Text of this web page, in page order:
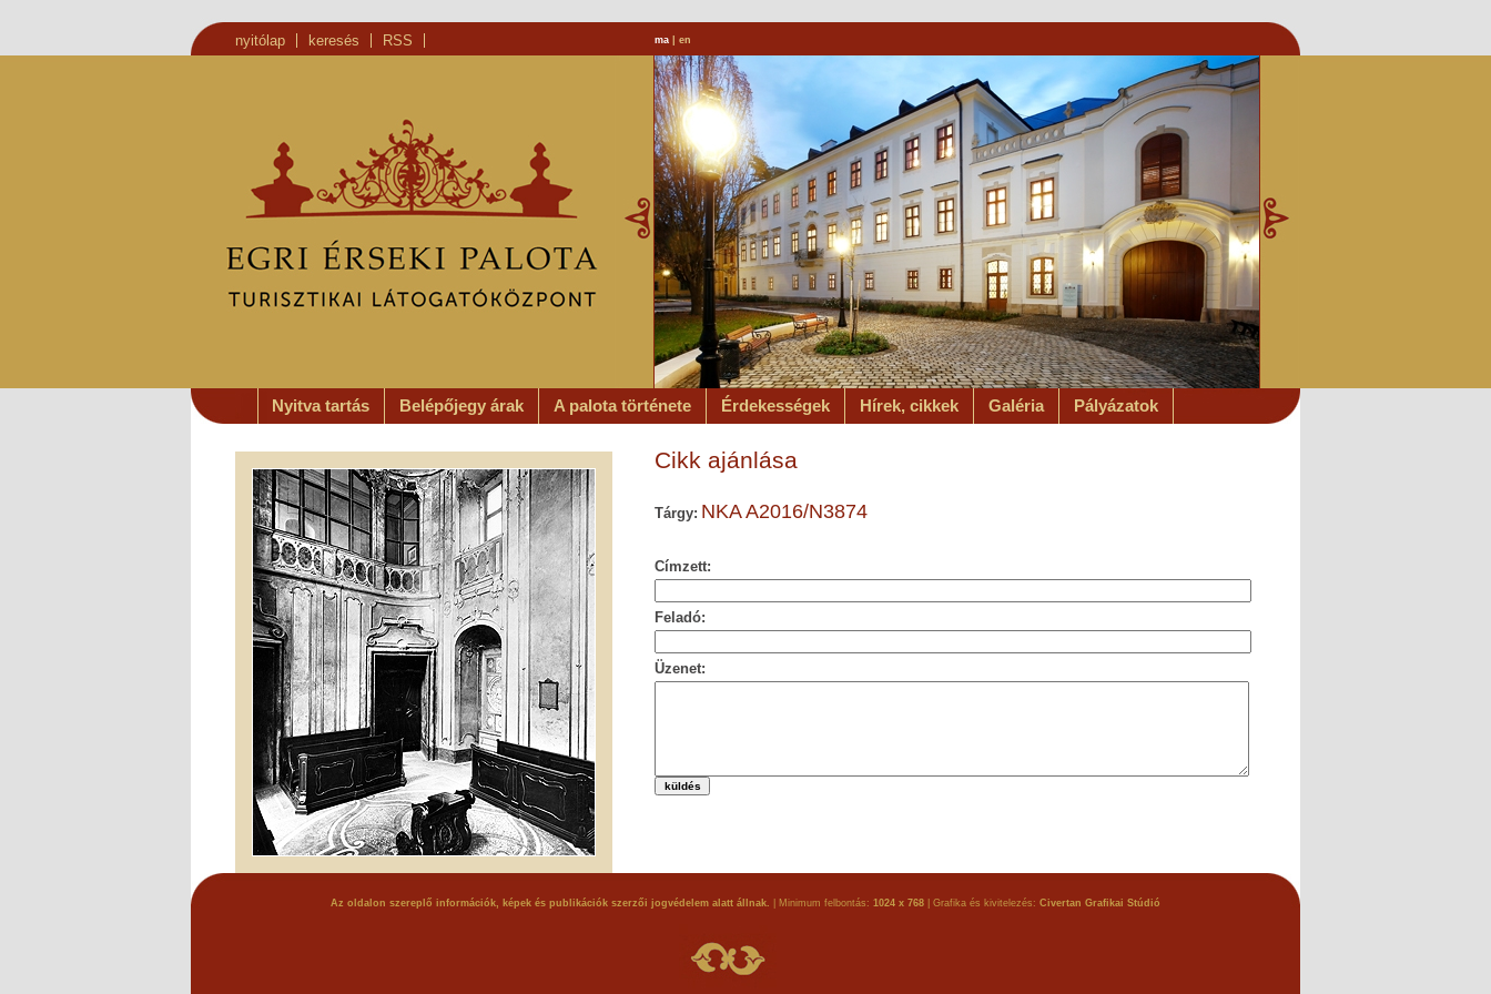
nyitólap keresés RSS ma en
Nyitva tartás Belépőjegy árak A palota története Érdekességek Hírek, cikkek Galéria Pályázatok
Cikk ajánlása
Tárgy: NKA A2016/N3874
Címzett:
Feladó:
Üzenet:
Az oldalon szereplő információk, képek és publikációk szerzői jogvédelem alatt állnak. | Minimum felbontás: 1024 x 768 | Grafika és kivitelezés: Civertan Grafikai Stúdió